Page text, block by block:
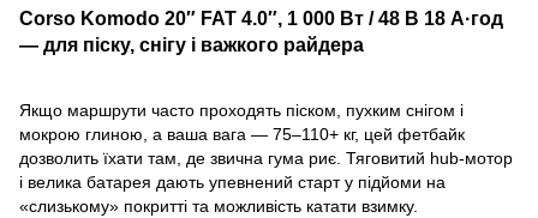
Corso Komodo 20″ FAT 4.0″, 1 000 Вт / 48 В 18 А·год
— для піску, снігу і важкого райдера
Якщо маршрути часто проходять піском, пухким снігом і
мокрою глиною, а ваша вага — 75–110+ кг, цей фетбайк
дозволить їхати там, де звична гума риє. Тяговитий hub-мотор
і велика батарея дають упевнений старт у підйоми на
«слизькому» покритті та можливість катати взимку.